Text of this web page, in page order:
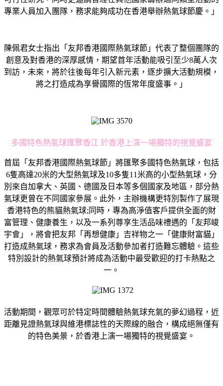
專業人員加入團隊，務求能夠成功在香港舉辦熱氣球節慶。」
陳佩君女士指出「友邦香港國際熱氣球節」代表了整個團隊的
創意及對香港的深厚感情，期望首年活動能吸引至少8萬人次
到訪，未來，將於往後每年引入新元素，逐步擴大活動規模，
將之打造成為享譽國際的恆常年度盛事。」
多國特色熱氣球匯聚香江 於香港上演一場獨特的視覺盛宴
首屆「友邦香港國際熱氣球節」將匯聚多國特色熱氣球，包括
6隻高達20米的大型熱氣球及10多隻11米高的小型熱氣球，分
別來自加拿大、英國、德國及日本等多個國家及地區，部分熱
氣球更曾在不同國家參展。此外，主辦機構更特別製作了展現
香港特色的熊貓熱氣球;同時，專為高淨值客戶提供全面的財
富管理、健康養生，以及一系列尊享生活品味禮遇的「友邦峻
宇會」，將會把友邦「再想健康」吉祥物之一「健康財富貓」
打造成熱氣球，務求為會員及活動參加者打造難忘體驗。這些
特別設計的熱氣球預計將成為活動中最受歡迎的打卡熱點之
一。
活動期間，觀眾可於特定時間體驗熱氣球充氣的夢幻過程，近
距離見證熱氣球與維港標誌性的天際線的融合，構成絕無僅有
的特色美景，於香港上演一場獨特的視覺盛宴。